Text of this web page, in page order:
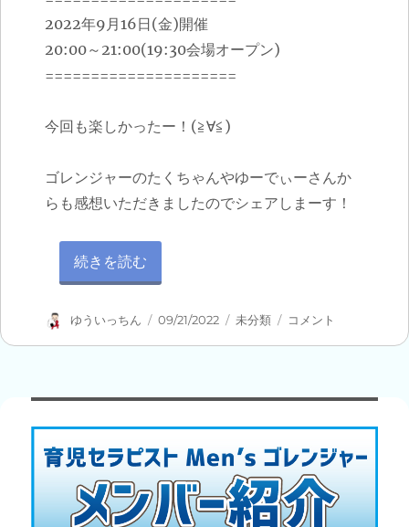
2022年9月16日(金)開催
20:00～21:00(19:30会場オープン)
=====================
今回も楽しかったー！(≧∀≦)
ゴレンジャーのたくちゃんやゆーでぃーさんか
らも感想いただきましたのでシェアしまーす！
“第4回座談会「親ガチャ」” の
続きを読む
投
ゆういっちん
投
09/21/2022
カ
ー
未分類
第
談
「親
ガ
ャ」
に
コメント